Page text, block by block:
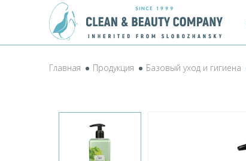
Главная Продукция Базовый уход и гигиена